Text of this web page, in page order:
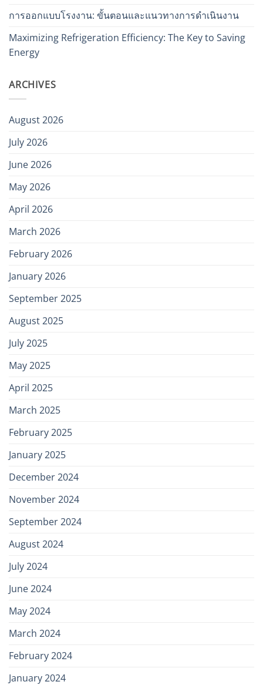
การออกแบบโรงงาน: ขั้นตอนและแนวทางการดำเนินงาน
Maximizing Refrigeration Efficiency: The Key to Saving
Energy
ARCHIVES
August 2026
July 2026
June 2026
May 2026
April 2026
March 2026
February 2026
January 2026
September 2025
August 2025
July 2025
May 2025
April 2025
March 2025
February 2025
January 2025
December 2024
November 2024
September 2024
August 2024
July 2024
June 2024
May 2024
March 2024
February 2024
January 2024